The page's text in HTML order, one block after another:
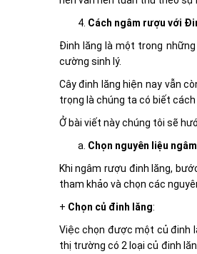
Cách ngâm rượu với
Đinh lăng là một trong
cường sinh lý.
Cây đinh lăng hiện nay vẫn
trọng là chúng ta có biết cách
Ở bài viết này chúng tôi sẽ
Chọn nguyên liệu
Khi ngâm rượu đinh lăng,
tham khảo và chọn các
+ Chọn củ đinh lăng:
Việc chọn được một củ đinh
thị trường có 2 loại củ đinh